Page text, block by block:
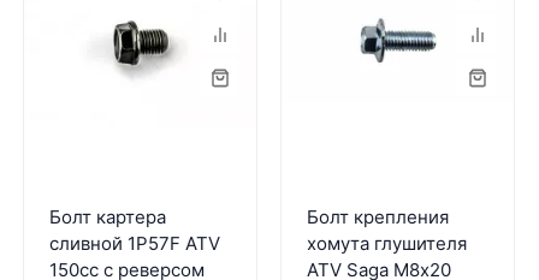
Болт картера
сливной 1P57F ATV
150cc c реверсом
Болт крепления
хомута глушителя
ATV Saga М8х20